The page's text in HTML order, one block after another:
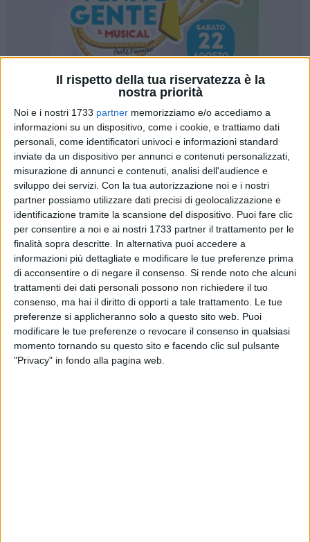
Il rispetto della tua riservatezza è la
nostra priorità
Noi e i nostri 1733 partner memorizziamo e/o accediamo a
informazioni su un dispositivo, come i cookie, e trattiamo dati
personali, come identificatori univoci e informazioni standard
inviate da un dispositivo per annunci e contenuti personalizzati,
misurazione di annunci e contenuti, analisi dell'audience e
sviluppo dei servizi. Con la tua autorizzazione noi e i nostri
partner possiamo utilizzare dati precisi di geolocalizzazione e
identificazione tramite la scansione del dispositivo. Puoi fare clic
per consentire a noi e ai nostri 1733 partner il trattamento per le
finalità sopra descritte. In alternativa puoi accedere a
informazioni più dettagliate e modificare le tue preferenze prima
di acconsentire o di negare il consenso. Si rende noto che alcuni
trattamenti dei dati personali possono non richiedere il tuo
consenso, ma hai il diritto di opporti a tale trattamento. Le tue
preferenze si applicheranno solo a questo sito web. Puoi
modificare le tue preferenze o revocare il consenso in qualsiasi
momento tornando su questo sito e facendo clic sul pulsante
"Privacy" in fondo alla pagina web.
8
"E' sempre importante per tutti ricordare questo evento
tragico per la nostra città ma particolarmente in questo
momento storico di follia umana che stiamo vivendo e che
ci preoccupa. Proprio l'eccidio del 12 settembre 1943 ci deve
essere d'aiuto per pensare alla pace cercandola con tutti i
mezzi a disposizione."
Con queste parole il sindacoCosimo Cannitoha sottolineato
il senso del 82° anniversario della Resistenza militare
all'occupazione delle forze naziste che Barletta ha ricordato
con una sentita cerimonia svoltasi in Piazza Caduti di tutte
le guerre.